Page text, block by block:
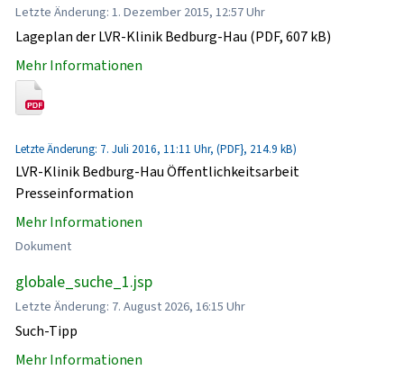
Letzte Änderung: 1. Dezember 2015, 12:57 Uhr
Lageplan der LVR-Klinik Bedburg-Hau (PDF, 607 kB)
Mehr Informationen
Letzte Änderung: 7. Juli 2016, 11:11 Uhr, (PDF}, 214.9 kB)
LVR-Klinik Bedburg-Hau Öffentlichkeitsarbeit
Presseinformation
Mehr Informationen
Dokument
globale_suche_1.jsp
Letzte Änderung: 7. August 2026, 16:15 Uhr
Such-Tipp
Mehr Informationen